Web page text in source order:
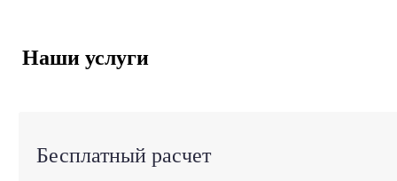
Наши услуги
Бесплатный расчет